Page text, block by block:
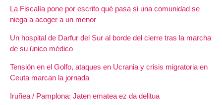
La Fiscalía pone por escrito qué pasa si una comunidad se
niega a acoger a un menor
Un hospital de Darfur del Sur al borde del cierre tras la marcha
de su único médico
Tensión en el Golfo, ataques en Ucrania y crisis migratoria en
Ceuta marcan la jornada
Iruñea / Pamplona: Jaten ematea ez da delitua